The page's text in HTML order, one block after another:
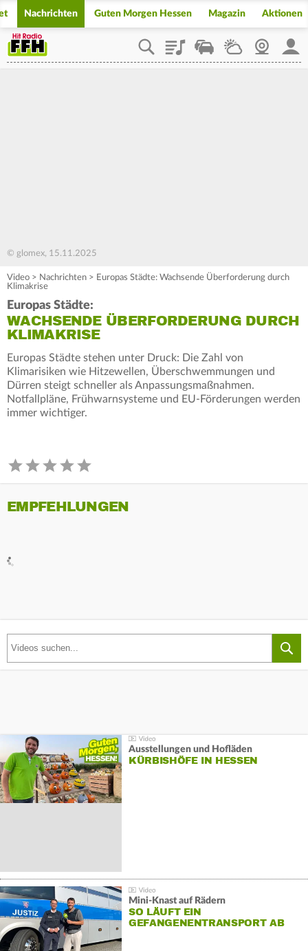
Nachrichten Guten Morgen Hessen Magazin Aktionen
PlaylistStaupilotWetterWebcam
© glomex, 15.11.2025
Video > Nachrichten > Europas Städte: Wachsende Überforderung durch
Klimakrise
Europas Städte:
WACHSENDE ÜBERFORDERUNG DURCH
KLIMAKRISE
Europas Städte stehen unter Druck: Die Zahl von
Klimarisiken wie Hitzewellen, Überschwemmungen und
Dürren steigt schneller als Anpassungsmaßnahmen.
Notfallpläne, Frühwarnsysteme und EU-Förderungen werden
immer wichtiger.
EMPFEHLUNGEN
Ausstellungen und Hofläden
KÜRBISHÖFE IN HESSEN
Mini-Knast auf Rädern
SO LÄUFT EIN
GEFANGENENTRANSPORT AB